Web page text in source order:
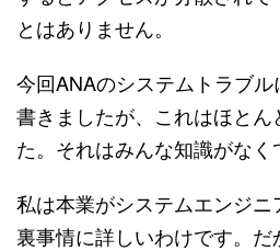
とはありません。
今回ANAのシステムトラブ
書きましたが、これはほとん
た。それはみんな知識がなく
私は本業がシステムエンジ
裏事情に詳しいわけです。